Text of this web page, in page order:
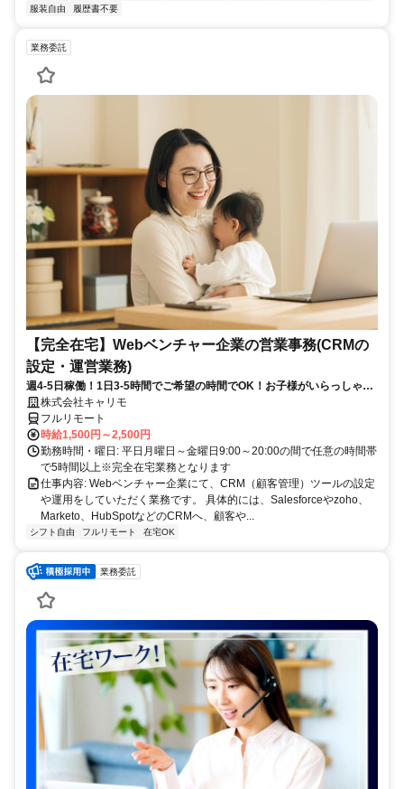
服装自由
履歴書不要
業務委託
【完全在宅】Webベンチャー企業の営業事務(CRMの
設定・運営業務)
週4-5日稼働！1日3-5時間でご希望の時間でOK！お子様がいらっしゃる
方でも働きやすい！
株式会社キャリモ
フルリモート
時給1,500円～2,500円
勤務時間・曜日: 平日月曜日～金曜日9:00～20:00の間で任意の時間帯
で5時間以上※完全在宅業務となります
仕事内容: Webベンチャー企業にて、CRM（顧客管理）ツールの設定
や運用をしていただく業務です。 具体的には、Salesforceやzoho、
Marketo、HubSpotなどのCRMへ、顧客や...
シフト自由 フルリモート 在宅OK
業務委託